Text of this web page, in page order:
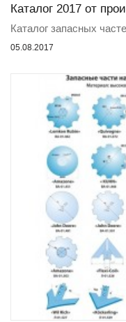
Каталог 2017 от
Каталог запасных
05.08.2017